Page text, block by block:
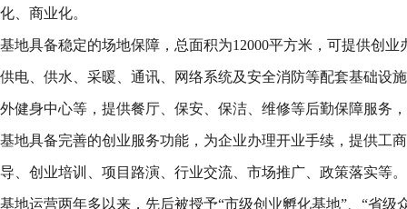
化、商业化。
基地具备稳定的场地保障，总面积为12000平方米，可提供创
供电、供水、采暖、通讯、网络系统及安全消防等配套基础设
外健身中心等，提供餐厅、保安、保洁、维修等后勤保障服务
基地具备完善的创业服务功能，为企业办理开业手续，提供工
导、创业培训、项目路演、行业交流、市场推广、政策落实等
基地运营两年多以来，先后被授予“市级创业孵化基地”、“省